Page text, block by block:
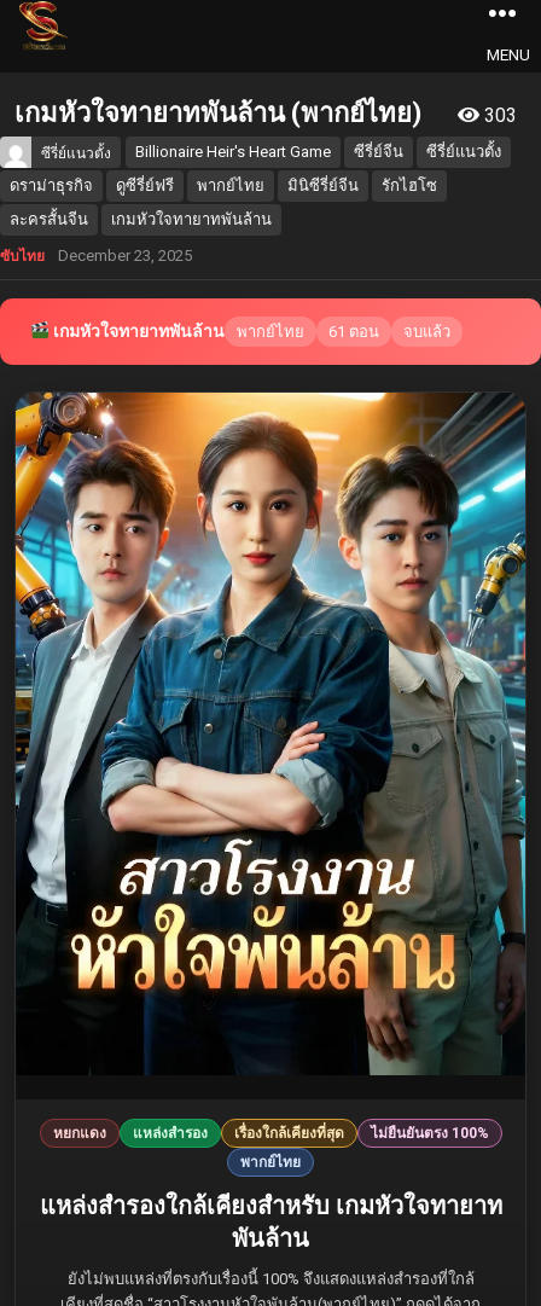
MENU
เกมหัวใจทายาทพันล้าน (พากย์ไทย) 303
ซีรี่ย์แนวตั้ง Billionaire Heir's Heart Game ซีรี่ย์จีน
ซีรี่ย์แนวตั้ง
ดราม่าธุรกิจ
ดูซีรี่ย์ฟรี พากย์ไทย มินิซีรี่ย์จีน
รักไฮโซ
ละครสั้นจีน
เกมหัวใจทายาทพันล้าน
ซับไทย December 23, 2025
เกมหัวใจทายาทพันล้าน พากย์ไทย 61 ตอน จบแล้ว
หยกแดง แหล่งสำรอง เรื่องใกล้เคียงที่สุด
ไม่ยืนยันตรง 100%
พากย์ไทย
แหล่งสำรองใกล้เคียงสำหรับ เกมหัวใจทายาท
พันล้าน
ยังไม่พบแหล่งที่ตรงกับเรื่องนี้ 100% จึงแสดงแหล่งสำรองที่ใกล้